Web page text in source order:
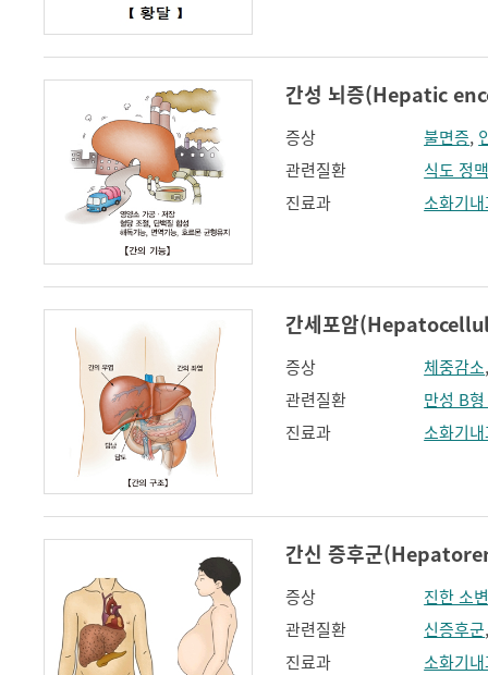
간성 뇌증(Hepatic
증상 불면증,
관련질환
식도 정
진료과
소화기
간세포암
증상 체중감소
관련질환
만성 B
진료과
소화기
간신 증후군
증상
진한 소
관련질환
신증후군
진료과
소화기